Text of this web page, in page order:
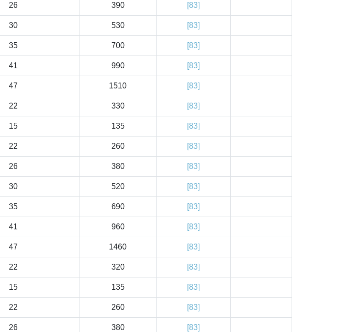
26 390 [83]
30 530 [83]
35 700 [83]
41 990 [83]
47 1510 [83]
22 330 [83]
15 135 [83]
22 260 [83]
26 380 [83]
30 520 [83]
35 690 [83]
41 960 [83]
47 1460 [83]
22 320 [83]
15 135 [83]
22 260 [83]
26 380 [83]